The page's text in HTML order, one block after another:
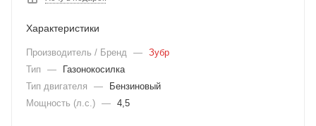
Характеристики
Производитель / Бренд — Зубр
Тип
—
Газонокосилка
Тип двигателя
—
Бензиновый
Мощность (л.с.) — 4,5